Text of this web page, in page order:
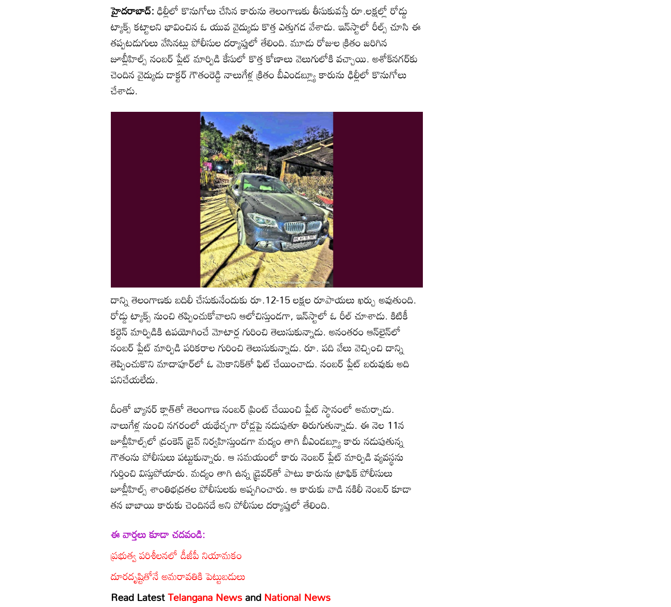
హైదరాబాద్:ఢిల్లీలో కొనుగోలు చేసిన కారును తెలంగాణకు తీసుకువస్తే రూ.లక్షల్లో రోడ్డు
ట్యాక్స్‌ కట్టాలని భావించిన ఓ యువ వైద్యుడు కొత్త ఎత్తుగడ వేశాడు. ఇన్‌స్టాలో రీల్స్‌ చూసి ఈ
తప్పటడుగులు వేసినట్లు పోలీసుల దర్యాప్తులో తేలింది. మూడు రోజుల క్రితం జరిగిన
జూబ్లీహిల్స్‌ నంబర్‌ ప్లేట్‌ మార్పిడి కేసులో కొత్త కోణాలు వెలుగులోకి వచ్చాయి. అశోక్‌నగర్‌కు
చెందిన వైద్యుడు డాక్టర్‌ గౌతంరెడ్డి నాలుగేళ్ల క్రితం బీఎండబ్ల్యూ కారును ఢిల్లీలో కొనుగోలు
చేశాడు.
దాన్ని తెలంగాణకు బదిలీ చేసుకునేందుకు రూ.12-15 లక్షల రూపాయలు ఖర్చు అవుతుంది.
రోడ్డు ట్యాక్స్‌ నుంచి తప్పించుకోవాలని ఆలోచిస్తుండగా, ఇన్‌స్టాలో ఓ రీల్‌ చూశాడు. కిటికీ
కర్టెన్‌ మార్పిడికి ఉపయోగించే మోటార్ల గురించి తెలుసుకున్నాడు. అనంతరం ఆన్‌లైన్‌లో
నంబర్‌ ప్లేట్‌ మార్పిడి పరికరాల గురించి తెలుసుకున్నాడు. రూ. పది వేలు వెచ్చించి దాన్ని
తెప్పించుకొని మాదాపూర్‌లో ఓ మెకానిక్‌తో ఫిట్‌ చేయించాడు. నంబర్‌ ప్లేట్‌ బరువుకు అది
పనిచేయలేదు.
దీంతో బ్యానర్‌ క్లాత్‌తో తెలంగాణ నంబర్‌ ప్రింట్‌ చేయించి ప్లేట్‌ స్థానంలో అమర్చాడు.
నాలుగేళ్ల నుంచి నగరంలో యథేచ్ఛగా రోడ్లపై నడుపుతూ తిరుగుతున్నాడు. ఈ నెల 11న
జూబ్లీహిల్స్‌లో డ్రంకెన్‌ డ్రైవ్‌ నిర్వహిస్తుండగా మద్యం తాగి బీఎండబ్ల్యూ కారు నడుపుతున్న
గౌతంను పోలీసులు పట్టుకున్నారు. ఆ సమయంలో కారు నెంబర్‌ ప్లేట్‌ మార్పిడి వ్యవస్థను
గుర్తించి విస్తుపోయారు. మద్యం తాగి ఉన్న డ్రైవర్‌తో పాటు కారును ట్రాఫిక్‌ పోలీసులు
జూబ్లీహిల్స్‌ శాంతిభద్రతల పోలీసులకు అప్పగించారు. ఆ కారుకు వాడి నకిలీ నెంబర్‌ కూడా
తన బాబాయి కారుకు చెందినదే అని పోలీసుల దర్యాప్తులో తేలింది.
ఈ వార్తలు కూడా చదవండి:
ప్రభుత్వ పరిశీలనలో డీజీపీ నియామకం
దూరదృష్టితోనే అమరావతికి పెట్టుబడులు
Read LatestTelangana NewsandNational News